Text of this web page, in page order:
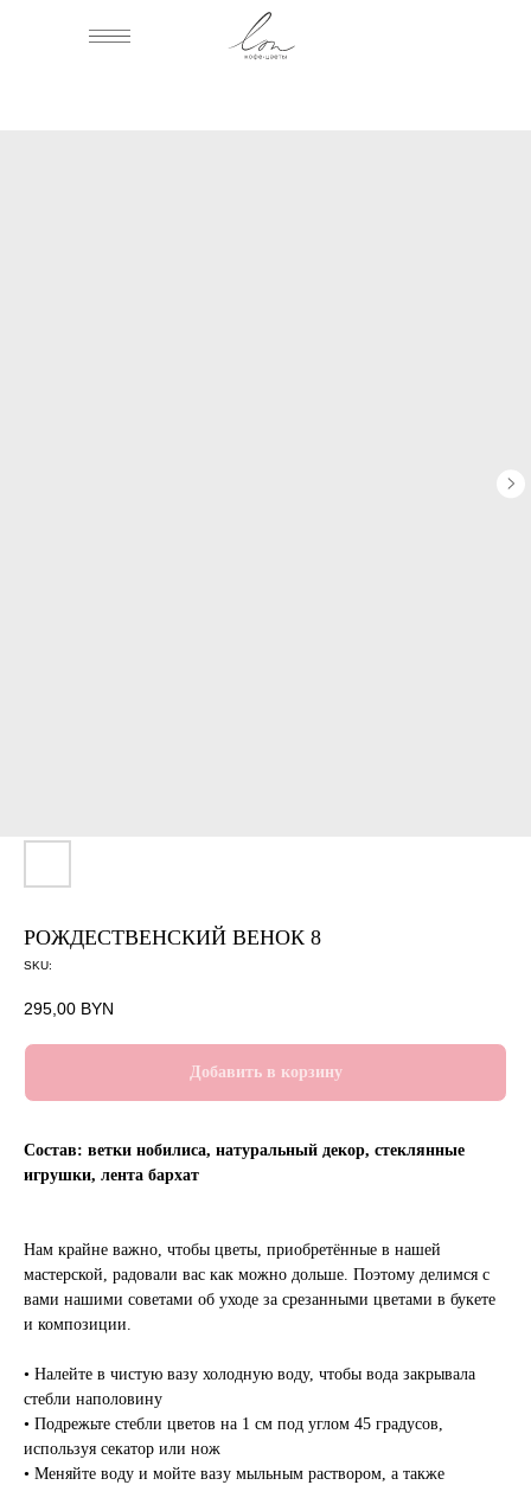
РОЖДЕСТВЕНСКИЙ ВЕНОК 8
SKU:
295,00 BYN
Добавить в корзину
Состав: ветки нобилиса, натуральный декор, стеклянные
игрушки, лента бархат
Нам крайне важно, чтобы цветы, приобретённые в нашей
мастерской, радовали вас как можно дольше. Поэтому делимся с
вами нашими советами об уходе за срезанными цветами в букете
и композиции.
• Налейте в чистую вазу холодную воду, чтобы вода закрывала
стебли наполовину
• Подрежьте стебли цветов на 1 см под углом 45 градусов,
используя секатор или нож
• Меняйте воду и мойте вазу мыльным раствором, а также